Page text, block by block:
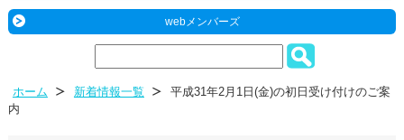
webメンバーズ
ホーム 新着情報一覧
平成31年2月1日(金)の初日受け付けのご案
内